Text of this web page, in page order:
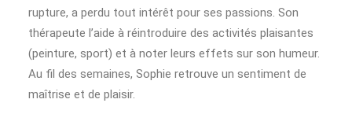
rupture, a perdu tout intérêt pour ses passions. Son
thérapeute l’aide à réintroduire des activités plaisantes
(peinture, sport) et à noter leurs effets sur son humeur.
Au fil des semaines, Sophie retrouve un sentiment de
maîtrise et de plaisir.